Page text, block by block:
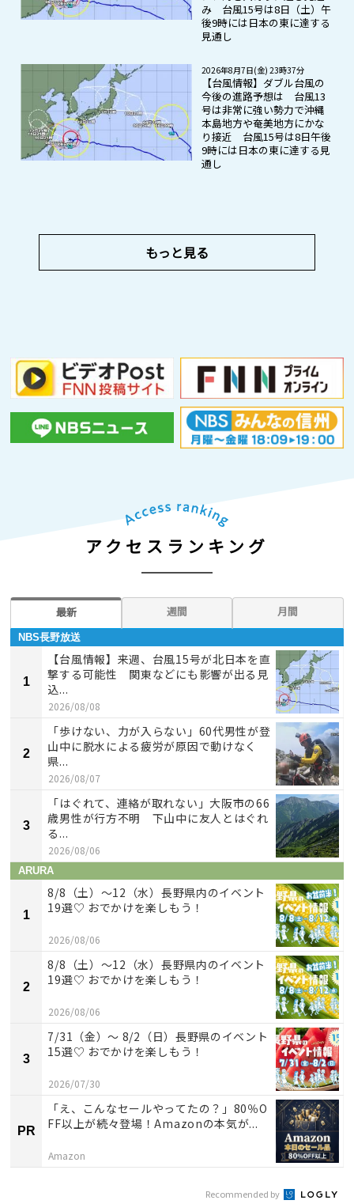
み 台風15号は8日（土）午
後9時には日本の東に達する
見通し
2026年8月7日(金) 23時37分
【台風情報】ダブル台風の
今後の進路予想は 台風13
号は非常に強い勢力で沖縄
本島地方や奄美地方にかな
り接近 台風15号は8日午後
9時には日本の東に達する見
通し
もっと見る
アクセスランキング
最新 週間 月間
NBS長野放送
1
【台風情報】来週、台風15号が北日本を直
撃する可能性 関東などにも影響が出る見
込...
2026/08/08
2
「歩けない、力が入らない」60代男性が登
山中に脱水による疲労が原因で動けなく
県...
2026/08/07
3
「はぐれて、連絡が取れない」大阪市の66
歳男性が行方不明 下山中に友人とはぐれ
る...
2026/08/06
ARURA
1
8/8（土）〜12（水）長野県内のイベント
19選♡ おでかけを楽しもう！
2026/08/06
2
8/8（土）〜12（水）長野県内のイベント
19選♡ おでかけを楽しもう！
2026/08/06
3
7/31（金）～ 8/2（日）長野県のイベント
15選♡ おでかけを楽しもう！
2026/07/30
PR
「え、こんなセールやってたの？」80％O
FF以上が続々登場！Amazonの本気が...
Amazon
Recommended by